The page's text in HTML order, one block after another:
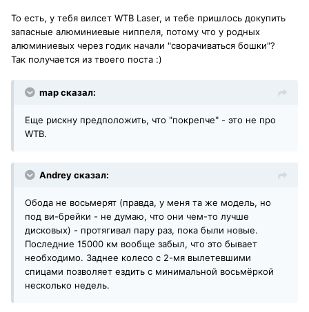
То есть, у тебя вилсет WTB Laser, и тебе пришлось докупить
запасные алюминиевые ниппеля, потому что у родных
алюминиевых через годик начали "сворачиваться бошки"?
Так получается из твоего поста :)
map сказал:
Еще рискну предположить, что "покрепче" - это не про
WTB.
Andrey сказал:
Обода не восьмерят (правда, у меня та же модель, но
под ви-брейки - не думаю, что они чем-то лучше
дисковых) - протягивал пару раз, пока были новые.
Последние 15000 км вообще забыл, что это бывает
необходимо. Заднее колесо с 2-мя вылетевшими
спицами позволяет ездить с минимальной восьмёркой
несколько недель.